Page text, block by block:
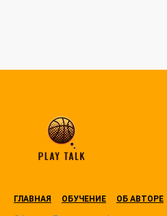
ГЛАВНАЯ ОБУЧЕНИЕ ОБ АВТОРЕ